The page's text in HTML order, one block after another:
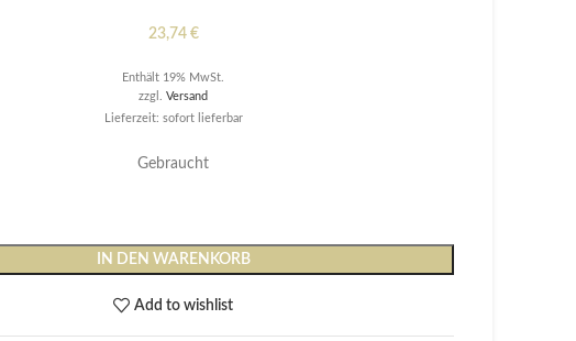
23,74 €
Enthält 19% MwSt.
zzgl. Versand
Lieferzeit: sofort lieferbar
Gebraucht
IN DEN WARENKORB
Add to wishlist